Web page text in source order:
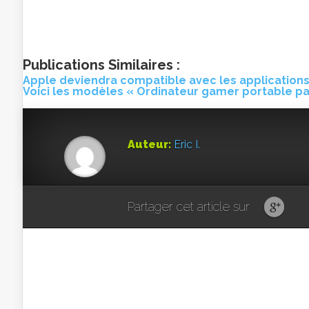
Publications Similaires :
Apple deviendra compatible avec les
Voici les modèles « Ordinateur gamer portable
Auteur: Eric I.
Partager cet article sur